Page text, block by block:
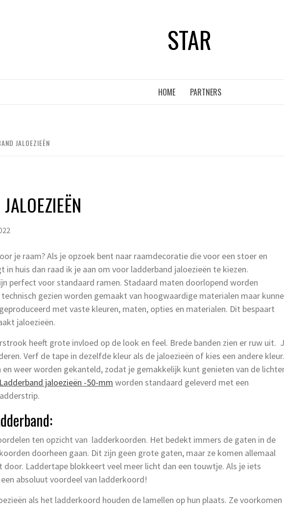
STAR
HOME PARTNERS
JALOEZIEËN
je raam? Als je opzoek bent naar raamdecoratie die voor een stoer en
huis dan raad ik je aan om voor ladderband jaloezieën te kiezen.
perfect voor standaard ramen. Stadaard maten doorlopend worden
gezien worden gemaakt van hoogwaardige materialen maar
met vaste kleuren, maten, opties en materialen. Dit bespaart
jaloezieën.
heeft grote invloed op de look en feel. Brede banden zien er ruw uit.
Verf de tape in dezelfde kleur als de jaloezieën of kies een andere kleur.
en weer worden gekanteld, zodat je gemakkelijk kunt genieten van de
Ladderband jaloezieën -50-mm worden standaard geleverd met een
ten opzicht van ladderkoorden. Het bedekt immers de gaten in de
doorheen gaan. Dit zijn geen grote gaten, maar ze komen allemaal
door. Laddertape blokkeert veel meer licht dan een touwtje. Als je iets
absoluut voordeel van ladderkoord!
als het ladderkoord houden de lamellen op hun plaats. Ze voorkomen